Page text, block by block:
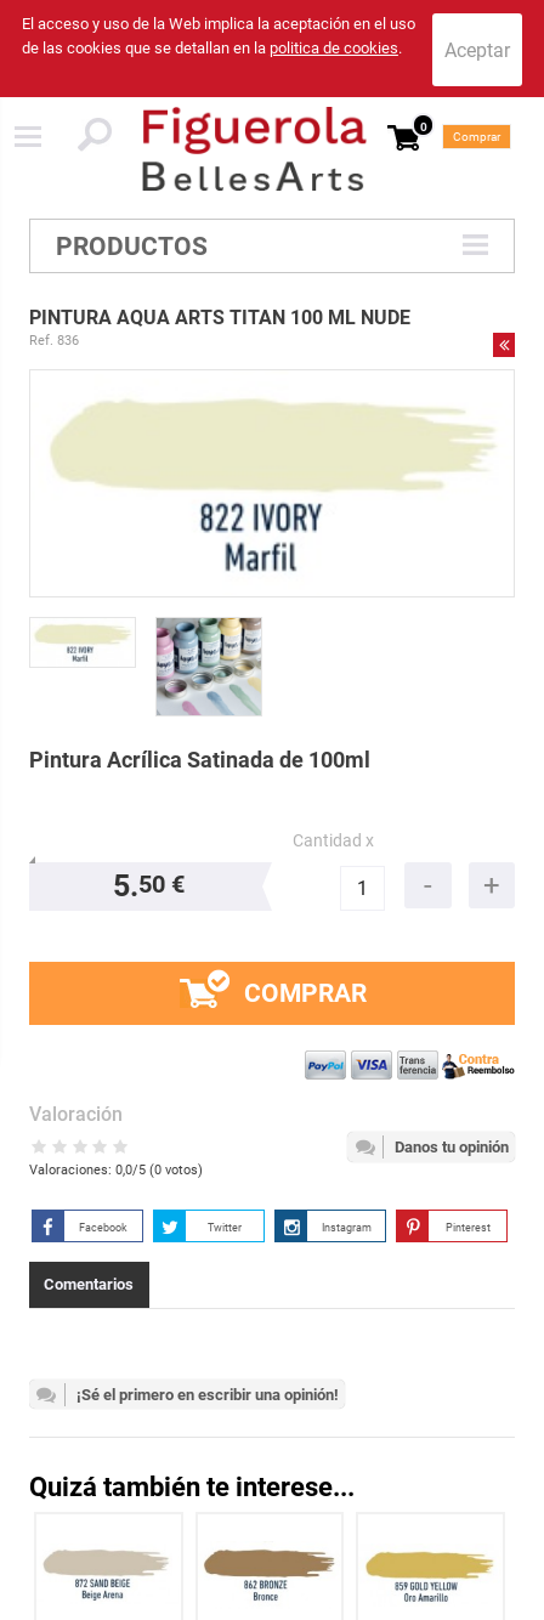
El acceso y uso de la Web implica la aceptación en el uso
de las cookies que se detallan en la politica de cookies.
0
Comprar
PRODUCTOS
PINTURA AQUA ARTS TITAN 100 ML NUDE
Ref. 836
Pintura Acrílica Satinada de 100ml
5.50 €
Cantidad x
COMPRAR
Danos tu opinión
Valoración
Valoraciones: 0,0/5 (0votos)
Facebook Twitter Instagram Pinterest
Comentarios
¡Sé el primero en escribir una opinión!
Quizá también te interese...